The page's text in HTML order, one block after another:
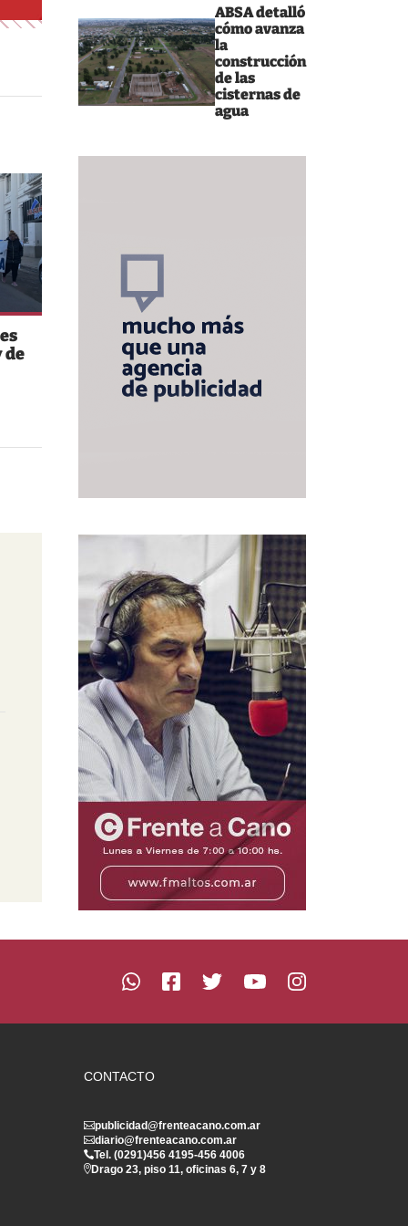
ABSA detalló
cómo avanza
la
construcción
de las
cisternas de
agua
de
CONTACTO
publicidad@frenteacano.com.ar
diario@frenteacano.com.ar
Tel. (0291)456 4195-456 4006
Drago 23, piso 11, oficinas 6, 7 y 8